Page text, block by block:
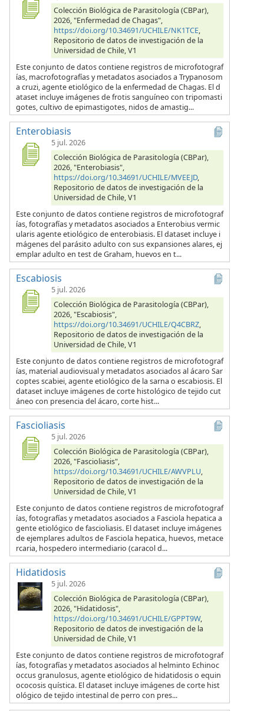
Colección Biológica de Parasitología (CBPar),
2026, "Enfermedad de Chagas",
https://doi.org/10.34691/UCHILE/NK1TCE,
Repositorio de datos de investigación de la
Universidad de Chile, V1
Este conjunto de datos contiene registros de microfotograf
ías, macrofotografías y metadatos asociados a Trypanosom
a cruzi, agente etiológico de la enfermedad de Chagas. El d
ataset incluye imágenes de frotis sanguíneo con tripomasti
gotes, cultivo de epimastigotes, nidos de amastig...
Enterobiasis
5 jul. 2026
Colección Biológica de Parasitología (CBPar),
2026, "Enterobiasis",
https://doi.org/10.34691/UCHILE/MVEEJD,
Repositorio de datos de investigación de la
Universidad de Chile, V1
Este conjunto de datos contiene registros de microfotograf
ías, fotografías y metadatos asociados a Enterobius vermic
ularis agente etiológico de enterobiasis. El dataset incluye i
mágenes del parásito adulto con sus expansiones alares, ej
emplar adulto en test de Graham, huevos en t...
Escabiosis
5 jul. 2026
Colección Biológica de Parasitología (CBPar),
2026, "Escabiosis",
https://doi.org/10.34691/UCHILE/Q4CBRZ,
Repositorio de datos de investigación de la
Universidad de Chile, V1
Este conjunto de datos contiene registros de microfotograf
ías, material audiovisual y metadatos asociados al ácaro Sar
coptes scabiei, agente etiológico de la sarna o escabiosis. El
dataset incluye imágenes de corte histológico de tejido cut
áneo con presencia del ácaro, corte hist...
Fascioliasis
5 jul. 2026
Colección Biológica de Parasitología (CBPar),
2026, "Fascioliasis",
https://doi.org/10.34691/UCHILE/AWVPLU,
Repositorio de datos de investigación de la
Universidad de Chile, V1
Este conjunto de datos contiene registros de microfotograf
ías, fotografías y metadatos asociados a Fasciola hepatica a
gente etiológico de fascioliasis. El dataset incluye imágenes
de ejemplares adultos de Fasciola hepatica, huevos, metace
rcaria, hospedero intermediario (caracol d...
Hidatidosis
5 jul. 2026
Colección Biológica de Parasitología (CBPar),
2026, "Hidatidosis",
https://doi.org/10.34691/UCHILE/GPPT9W,
Repositorio de datos de investigación de la
Universidad de Chile, V1
Este conjunto de datos contiene registros de microfotograf
ías, fotografías y metadatos asociados al helminto Echinoc
occus granulosus, agente etiológico de hidatidosis o equin
ococosis quística. El dataset incluye imágenes de corte hist
ológico de tejido intestinal de perro con pres...